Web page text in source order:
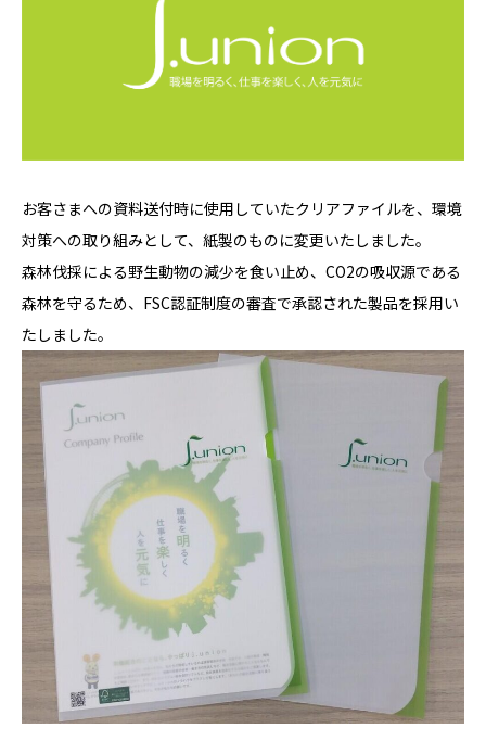
お客さまへの資料送付時に使用していたクリアファイルを、環境
対策への取り組みとして、紙製のものに変更いたしました。
森林伐採による野生動物の減少を食い止め、CO2の吸収源である
森林を守るため、FSC認証制度の審査で承認された製品を採用い
たしました。